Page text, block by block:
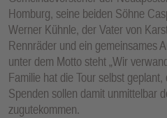
Homburg, seine beiden Söhne
Werner Kühnle, der Vater von
Rennräder und ein gemeinsames
unter dem Motto steht „Wir
Familie hat die Tour selbst
Spenden sollen damit unmittelbar
zugutekommen.